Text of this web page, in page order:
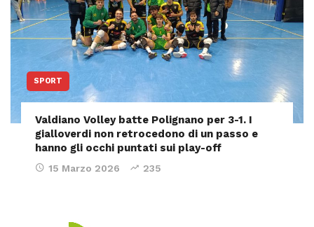
SPORT
Valdiano Volley batte Polignano per 3-1. I
gialloverdi non retrocedono di un passo e
hanno gli occhi puntati sui play-off
15 Marzo 2026 235